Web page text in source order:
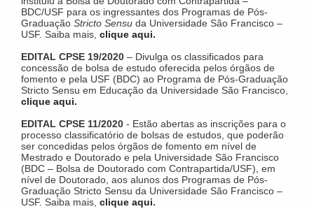
BDC/USF para os ingressantes dos Programas de Pós-
Graduação Stricto Sensu da Universidade São Francisco –
USF. Saiba mais, clique aqui.
EDITAL CPSE 19/2020 – Divulga os classificados para
concessão de bolsa de estudo oferecida pelos órgãos de
fomento e pela USF (BDC) ao Programa de Pós-Graduação
Stricto Sensu em Educação da Universidade São Francisco,
clique aqui.
EDITAL CPSE 11/2020 - Estão abertas as inscrições para o
processo classificatório de bolsas de estudos, que poderão
ser concedidas pelos órgãos de fomento em nível de
Mestrado e Doutorado e pela Universidade São Francisco
(BDC – Bolsa de Doutorado com Contrapartida/USF), em
nível de Doutorado, aos alunos dos Programas de Pós-
Graduação Stricto Sensu da Universidade São Francisco –
USF. Saiba mais, clique aqui.